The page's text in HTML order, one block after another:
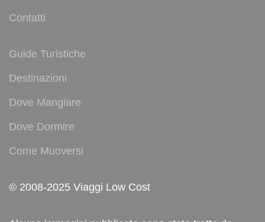
Contatti
Guide Turistiche
Destinazioni
Dove Mangiare
Dove Dormire
Come Muoversi
© 2008-2025 Viaggi Low Cost